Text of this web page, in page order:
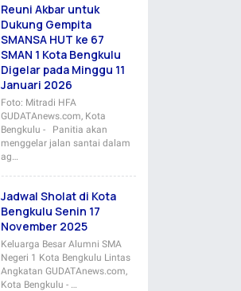
Reuni Akbar untuk
Dukung Gempita
SMANSA HUT ke 67
SMAN 1 Kota Bengkulu
Digelar pada Minggu 11
Januari 2026
Foto: Mitradi HFA
GUDATAnews.com, Kota
Bengkulu - Panitia akan
menggelar jalan santai dalam
ag…
Jadwal Sholat di Kota
Bengkulu Senin 17
November 2025
Keluarga Besar Alumni SMA
Negeri 1 Kota Bengkulu Lintas
Angkatan GUDATAnews.com,
Kota Bengkulu - …